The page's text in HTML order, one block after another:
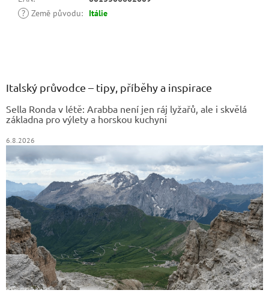
? Země původu: Itálie
Italský průvodce – tipy, příběhy a inspirace
Sella Ronda v létě: Arabba není jen ráj lyžařů, ale i skvělá
základna pro výlety a horskou kuchyni
6.8.2026